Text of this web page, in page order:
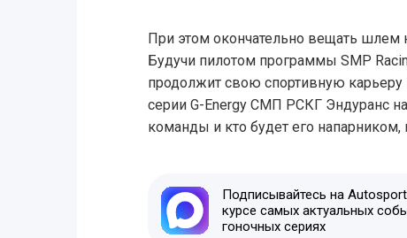
При этом окончательно вещать шлем
Будучи пилотом программы SMP
продолжит свою спортивную карьеру
серии G-Energy СМП РСКГ Эндуранс
команды и кто будет его напарником,
Подписывайтесь на
курсе самых актуальных
гоночных сериях